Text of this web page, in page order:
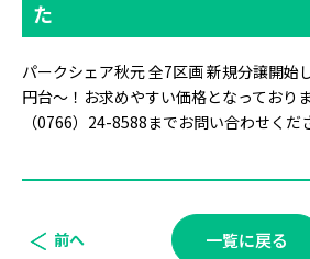
た
パークシェア秋元 全7区画 新規分譲開始
円台～！お求めやすい価格となっており
（0766）24-8588までお問い合わせくだ
前へ 一覧に戻る